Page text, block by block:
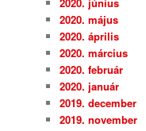
2020. május
2020. április
2020. március
2020. február
2020. január
2019. december
2019. november